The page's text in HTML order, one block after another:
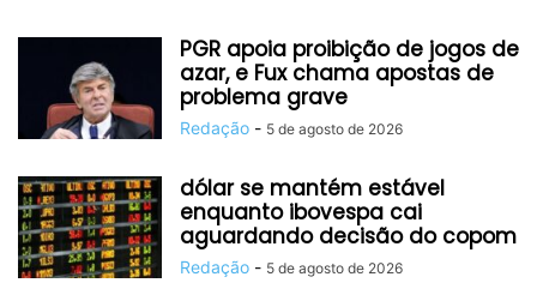
PGR apoia proibição de jogos de
azar, e Fux chama apostas de
problema grave
Redação - 5 de agosto de 2026
dólar se mantém estável
enquanto ibovespa cai
aguardando decisão do copom
Redação - 5 de agosto de 2026